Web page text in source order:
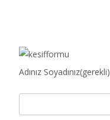
Adınız Soyadınız(gerekli)